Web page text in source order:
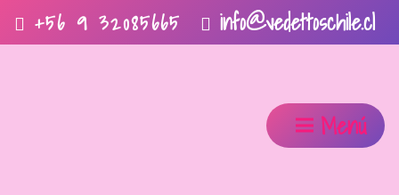
+56 9 32085665 info@vedettoschile.cl
Menú